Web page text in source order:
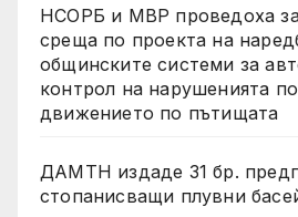
НСОРБ и МВР проведоха
среща по проекта на
общинските системи за
контрол на нарушенията
движението по пътищата
ДАМТН издаде 31 бр.
стопанисващи плувни